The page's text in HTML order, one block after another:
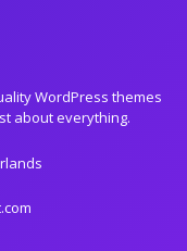
WordPress themes
about everything.